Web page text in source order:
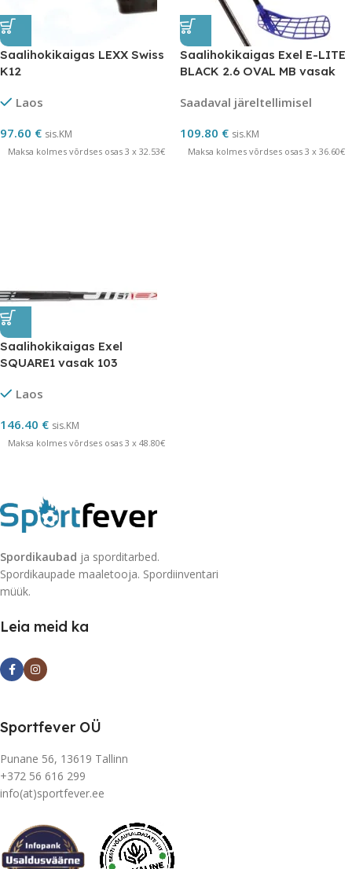
Saalihokikaigas LEXX Swiss
K12
Laos
97.60 € sis.KM
Maksa kolmes võrdses osas 3 x 32.53€
Saalihokikaigas Exel E-LITE
BLACK 2.6 OVAL MB vasak
Saadaval järeltellimisel
109.80 € sis.KM
Maksa kolmes võrdses osas 3 x 36.60€
Saalihokikaigas Exel
SQUARE1 vasak 103
Laos
146.40 € sis.KM
Maksa kolmes võrdses osas 3 x 48.80€
Spordikaubad ja sporditarbed.
Spordikaupade maaletooja. Spordiinventari
müük.
Leia meid ka
Sportfever OÜ
Punane 56, 13619 Tallinn
+372 56 616 299
info(at)sportfever.ee